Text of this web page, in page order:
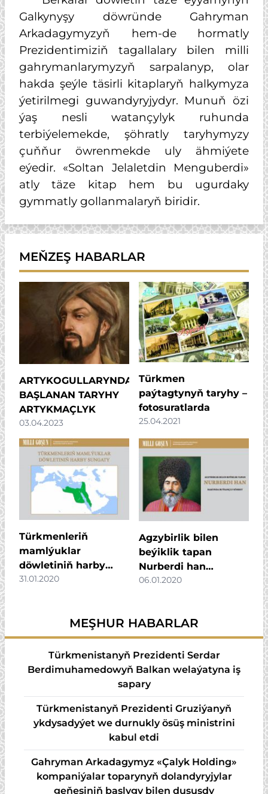
Galkynyşy döwründe Gahryman
Arkadagymyzyň hem-de hormatly
Prezidentimiziň tagallalary bilen milli
gahrymanlarymyzyň sarpalanyp, olar
hakda şeýle täsirli kitaplaryň halkymyza
ýetirilmegi guwandyryjydyr. Munuň özi
ýaş nesli watançylyk ruhunda
terbiýelemekde, şöhratly taryhymyzy
çuňňur öwrenmekde uly ähmiýete
eýedir. «Soltan Jelaletdin Menguberdi»
atly täze kitap hem bu ugurdaky
gymmatly gollanmalaryň biridir.
MEŇZEŞ HABARLAR
ARTYKOGULLARYNDAN
BAŞLANAN TARYHY
ARTYKMAÇLYK
03.04.2023
Türkmen
paýtagtynyň taryhy –
fotosuratlarda
25.04.2021
Türkmenleriň
mamlýuklar
döwletiniň harby
sungaty
31.01.2020
Agzybirlik bilen
beýiklik tapan
Nurberdi han
hakynda buýsançly
06.01.2020
MEŞHUR HABARLAR
Türkmenistanyň Prezidenti Serdar
Berdimuhamedowyň Balkan welaýatyna iş
sapary
Türkmenistanyň Prezidenti Gruziýanyň
ykdysadyýet we durnukly ösüş ministrini
kabul etdi
Gahryman Arkadagymyz «Çalyk Holding»
kompaniýalar toparynyň dolandyryjylar
geňeşiniň başlygy bilen duşuşdy